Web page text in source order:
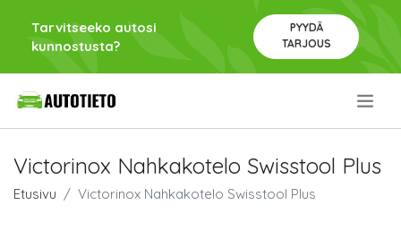
Tarvitseeko autosi
kunnostusta?
PYYDÄ
TARJOUS
Victorinox Nahkakotelo Swisstool Plus
Etusivu Victorinox Nahkakotelo Swisstool Plus